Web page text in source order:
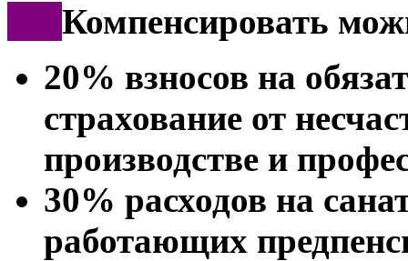
Компенсировать
20% взносов на
страхование от
производстве и
30% расходов на
работающих